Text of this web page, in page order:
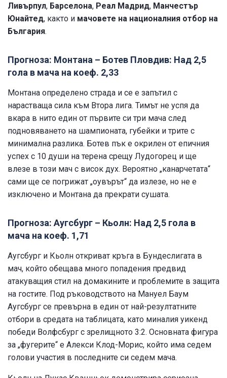
Ливърпул, Барселона, Реал Мадрид, Манчестър
Юнайтед, както и мачовете на националния отбор на
България.
Прогноза: Монтана – Ботев Пловдив: Над 2,5
гола в мача на коеф. 2,33
Монтана определено страда и се е запътил с
нарастваща сила към Втора лига. Тимът не успя да
вкара в нито един от първите си три мача след
подновяването на шампионата, губейки и трите с
минимална разлика. Ботев пък е окрилен от епичния
успех с 10 души на терена срещу Лудогорец и ще
влезе в този мач с висок дух. Вероятно „канарчетата“
сами ще се погрижат „оувърът“ да излезе, но не е
изключено и Монтана да прекрати сушата.
Прогноза: Аугсбург – Кьолн: Над 2,5 гола в
мача на коеф. 1,71
Аугсбург и Кьолн откриват кръга в Бундеслигата в
мач, който обещава много попадения предвид
атакуващия стил на домакините и проблемите в защита
на гостите. Под ръководството на Мануел Баум
Аугсбург се превърна в един от най-резултатните
отбори в средата на таблицата, като миналия уикенд
победи Волфсбург с зрелищното 3:2. Основната фигура
за „фугерите“ е Алекси Клод-Морис, който има седем
голови участия в последните си седем мача.